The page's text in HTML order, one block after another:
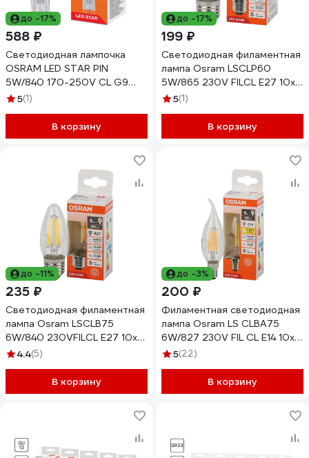
до -17%
588 ₽
Светодиодная лампочка
OSRAM LED STAR PIN
5W/840 170-250V CL G9
10x1 RU 4099854323744
5(1)
В корзину
до -17%
199 ₽
Светодиодная филаментная
лампа Osram LSCLP60
5W/865 230V FILCL E27 10x1
4058075688315
5(1)
В корзину
до -11%
235 ₽
Светодиодная филаментная
лампа Osram LSCLB75
6W/840 230VFILCL E27 10x1
4058075687912
4.4(5)
В корзину
до -3%
200 ₽
Филаментная светодиодная
лампа Osram LS CLBA75
6W/827 230V FIL CL E14 10x1
4058075684997
5(22)
В корзину